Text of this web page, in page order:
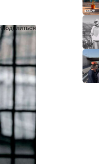
Поделиться